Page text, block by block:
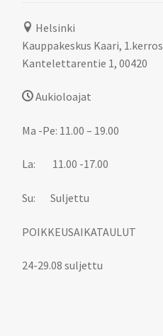
Helsinki
Kauppakeskus Kaari, 1.kerros
Kantelettarentie 1, 00420
Aukioloajat
Ma -Pe: 11.00 – 19.00
La: 11.00 -17.00
Su: Suljettu
POIKKEUSAIKATAULUT
24-29.08 suljettu